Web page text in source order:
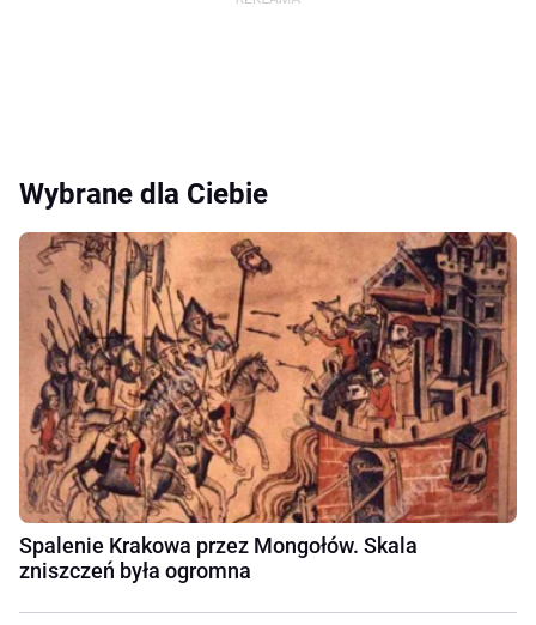
Wybrane dla Ciebie
Spalenie Krakowa przez Mongołów. Skala
zniszczeń była ogromna